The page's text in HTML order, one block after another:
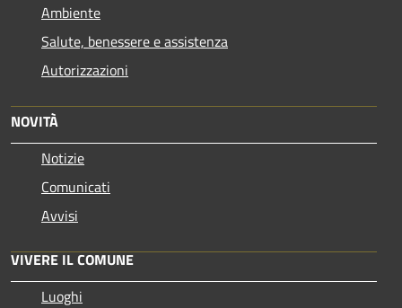
Ambiente
Salute, benessere e assistenza
Autorizzazioni
NOVITÀ
Notizie
Comunicati
Avvisi
VIVERE IL COMUNE
Luoghi